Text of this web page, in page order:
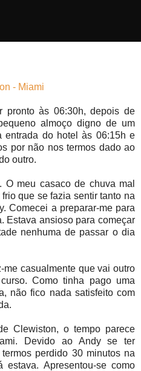
- Miami
pronto às 06:30h, depois de
almoço digno de um
entrada do hotel às 06:15h e
por não nos termos dado ao
outro.
meu casaco de chuva mal
que se fazia sentir tanto na
Comecei a preparar-me para
Estava ansioso para começar
nenhuma de passar o dia
me casualmente que vai outro
Como tinha pago uma
não fico nada satisfeito com
Clewiston, o tempo parece
Devido ao Andy se ter
perdido 30 minutos na
Apresentou-se como